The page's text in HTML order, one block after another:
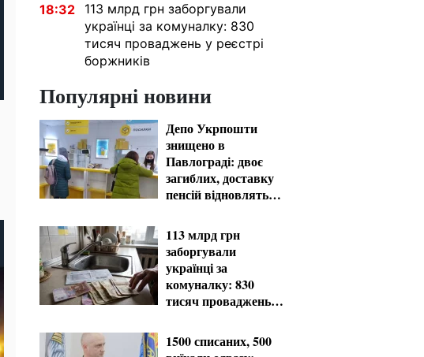
18:32
113 млрд грн заборгували
українці за комуналку: 830
тисяч проваджень у реєстрі
боржників
Популярні новини
Депо Укрпошти
знищено в
Павлограді: двоє
загиблих, доставку
пенсій відновлять
113 млрд грн
заборгували
українці за
комуналку: 830
тисяч проваджень у
1500 списаних, 500